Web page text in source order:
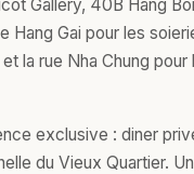
Gallery, 40B Hang
Hang Gai pour les
la rue Nha Chung
exclusive : diner
du Vieux Quartier.